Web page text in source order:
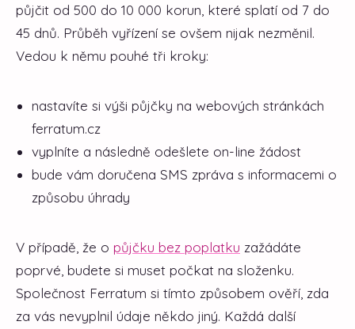
půjčit od 500 do 10 000 korun, které splatí od 7 do
45 dnů. Průběh vyřízení se ovšem nijak nezměnil.
Vedou k němu pouhé tři kroky:
nastavíte si výši půjčky na webových stránkách
ferratum.cz
vyplníte a následně odešlete on-line žádost
bude vám doručena SMS zpráva s informacemi o
způsobu úhrady
V případě, že o půjčku bez poplatku zažádáte
poprvé, budete si muset počkat na složenku.
Společnost Ferratum si tímto způsobem ověří, zda
za vás nevyplnil údaje někdo jiný. Každá další